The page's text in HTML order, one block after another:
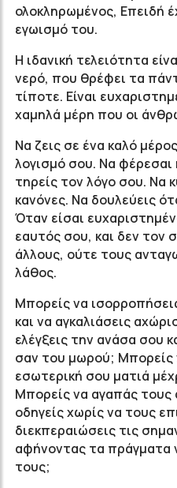
ολοκληρωμένος, Επειδή
εγωισμό του.
Η ιδανική τελειότητα
νερό, που θρέφει τα
τίποτε. Είναι
χαμηλά μέρη που οι
Να ζεις σε ένα καλό
λογισμό σου. Να
τηρείς τον λόγο σου. Να
κανόνες. Να δουλεύεις
Όταν είσαι
εαυτός σου, και δεν τον
άλλους, ούτε τους
λάθος.
Μπορείς να
και να αγκαλιάσεις
ελέγξεις την ανάσα σου
σαν του μωρού; Μπορείς
εσωτερική σου ματιά
Μπορείς να αγαπάς
οδηγείς χωρίς να τους
διεκπεραιώσεις τις
αφήνοντας τα πράγματα
τους;